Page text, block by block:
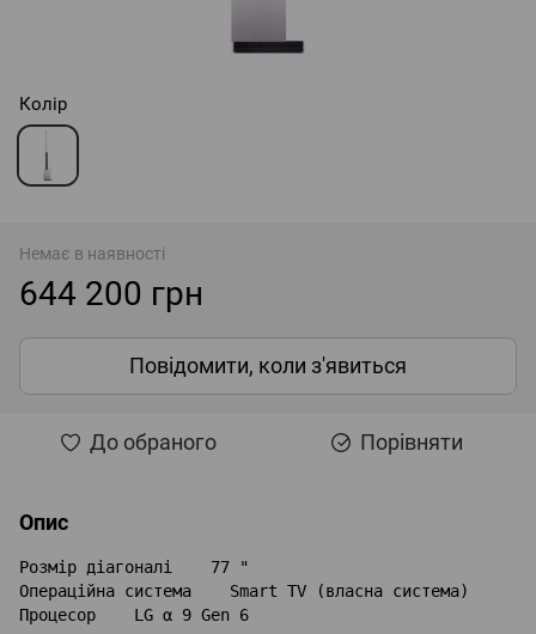
Колір
Немає в наявності
644 200 грн
Повідомити, коли з'явиться
До обраного Порівняти
Опис
Розмір діагоналі    77 "
Операційна система    Smart TV (власна система)
Процесор    LG α 9 Gen 6